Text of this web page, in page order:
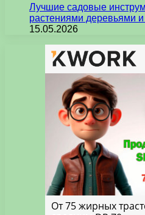
Лучшие садовые
растениями деревьями и
15.05.2026